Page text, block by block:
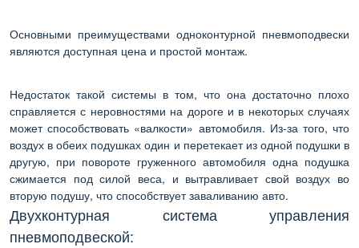
Основными преимуществами одноконтурной пневмоподвески
являются доступная цена и простой монтаж.
Недостаток такой системы в том, что она достаточно плохо
справляется с неровностями на дороге и в некоторых случаях
может способствовать «валкости» автомобиля. Из-за того, что
воздух в обеих подушках один и перетекает из одной подушки в
другую, при повороте груженного автомобиля одна подушка
сжимается под силой веса, и вытравливает свой воздух во
вторую подушу, что способствует заваливанию авто.
Двухконтурная система управления
пневмоподвеской: